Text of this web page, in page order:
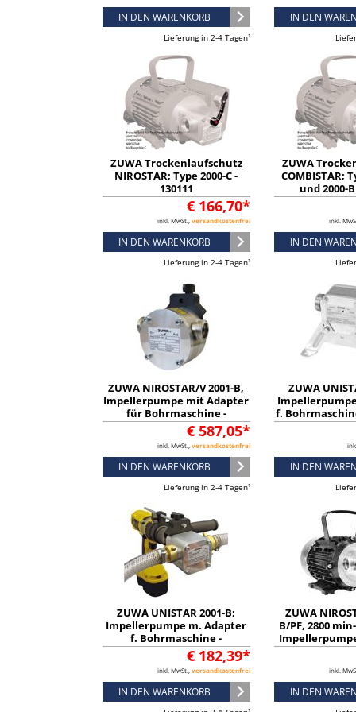
IN DEN WARENKORB
Lieferung in 2-4 Tagen¹
IN DEN
ZUWA Trockenlaufschutz
NIROSTAR; Type 2000-C -
130111
€ 166,70*
inkl. MwSt., versandkostenfrei
IN DEN WARENKORB
Lieferung in 2-4 Tagen¹
ZUWA
COMBISTAR;
und 2000-
inkl.
IN DEN
ZUWA NIROSTAR/V 2001-B,
Impellerpumpe mit Adapter
für Bohrmaschine -
132381300AB€ 587,05*
inkl. MwSt., versandkostenfrei
IN DEN WARENKORB
Lieferung in 2-4 Tagen¹
ZUWA
f.
IN DEN
ZUWA UNISTAR 2001-B;
Impellerpumpe m. Adapter
f. Bohrmaschine -
112111100AB€ 182,39*
inkl. MwSt., versandkostenfrei
IN DEN WARENKORB
ZUWA
B/PF, 2800
Kabel und
inkl.
IN DEN